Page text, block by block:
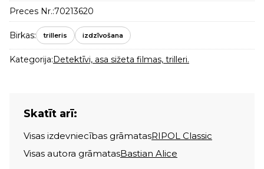
Preces Nr.:70213620
Birkas: trilleris izdzīvošana
Kategorija:Detektīvi, asa sižeta filmas, trilleri.
Skatīt arī:
Visas izdevniecības grāmatasRIPOL Classic
Visas autora grāmatasBastian Alice